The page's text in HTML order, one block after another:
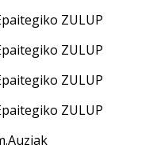
ZULUP
ZULUP
ZULUP
ZULUP